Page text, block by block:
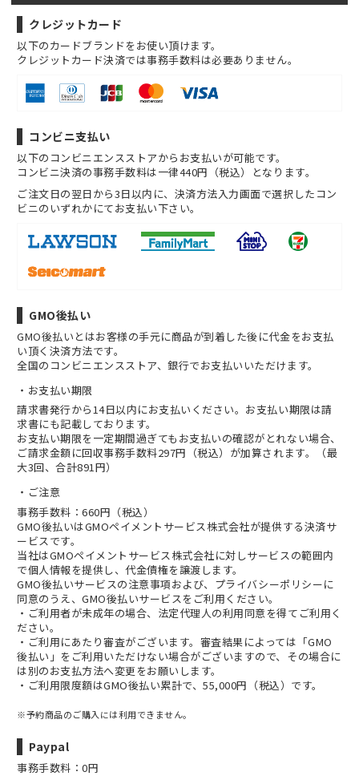
クレジットカード
以下のカードブランドをお使い頂けます。
クレジットカード決済では事務手数料は必要ありません。
コンビニ支払い
以下のコンビニエンスストアからお支払いが可能です。
コンビニ決済の事務手数料は一律440円（税込）となります。
ご注文日の翌日から3日以内に、決済方法入力画面で選択したコン
ビニのいずれかにてお支払い下さい。
GMO後払い
GMO後払いとはお客様の手元に商品が到着した後に代金をお支払
い頂く決済方法です。
全国のコンビニエンスストア、銀行でお支払いいただけます。
お支払い期限
請求書発行から14日以内にお支払いください。お支払い期限は請
求書にも記載しております。
お支払い期限を一定期間過ぎてもお支払いの確認がとれない場合、
ご請求金額に回収事務手数料297円（税込）が加算されます。（最
大3回、合計891円）
ご注意
事務手数料：660円（税込）
GMO後払いはGMOペイメントサービス株式会社が提供する決済サ
ービスです。
当社はGMOペイメントサービス株式会社に対しサービスの範囲内
で個人情報を提供し、代金債権を譲渡します。
GMO後払いサービスの注意事項および、 プライバシーポリシーに
同意のうえ、GMO後払いサービスをご利用ください。
・ご利用者が未成年の場合、法定代理人の利用同意を得てご利用く
ださい。
・ご利用にあたり審査がございます。審査結果によっては「GMO
後払い」をご利用いただけない場合がございますので、その場合に
は別のお支払方法へ変更をお願いします。
・ご利用限度額はGMO後払い累計で、55,000円（税込）です。
※予約商品のご購入には利用できません。
Paypal
事務手数料：0円